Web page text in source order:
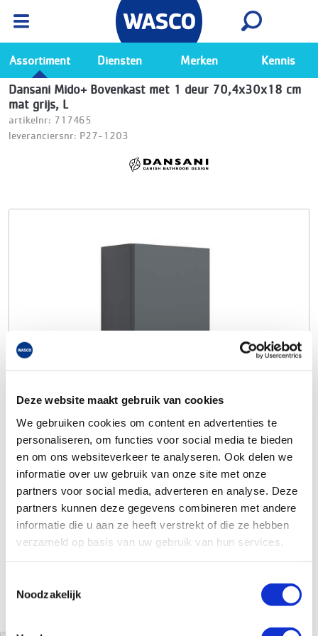
Deze website maakt gebruik van cookies
We gebruiken cookies om content en advertenties te
personaliseren, om functies voor social media te bieden
en om ons websiteverkeer te analyseren. Ook delen we
informatie over uw gebruik van onze site met onze
partners voor social media, adverteren en analyse. Deze
partners kunnen deze gegevens combineren met andere
informatie die u aan ze heeft verstrekt of die ze hebben
verzameld op basis van uw gebruik van hun services.
Noodzakelijk
Ga naar de Wasco app
Bekijk
Assortiment Diensten Merken Kennis
Dansani Mido+ Bovenkast met 1 deur 70,4x30x18 cm
mat grijs, L
artikelnr: 717465
leveranciersnr: P27-1203